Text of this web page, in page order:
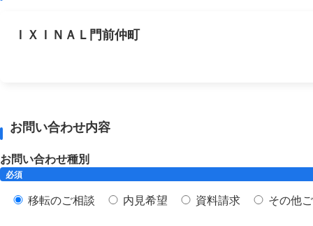
ＩＸＩＮＡＬ門前仲町
お問い合わせ内容
お問い合わせ種別
必須
移転のご相談 内見希望 資料請求 その他